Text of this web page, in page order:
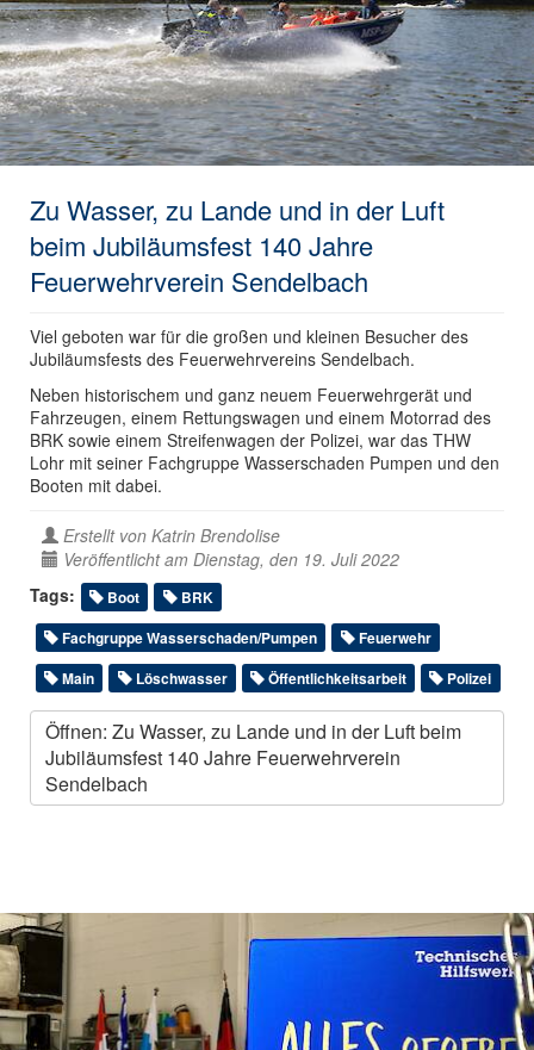
Zu Wasser, zu Lande und in der Luft
beim Jubiläumsfest 140 Jahre
Feuerwehrverein Sendelbach
Viel geboten war für die großen und kleinen Besucher des
Jubiläumsfests des Feuerwehrvereins Sendelbach.
Neben historischem und ganz neuem Feuerwehrgerät und
Fahrzeugen, einem Rettungswagen und einem Motorrad des
BRK sowie einem Streifenwagen der Polizei, war das THW
Lohr mit seiner Fachgruppe Wasserschaden Pumpen und den
Booten mit dabei.
Erstellt von Katrin Brendolise
Veröffentlicht am Dienstag, den 19. Juli 2022
Tags:
Boot
BRK
Fachgruppe Wasserschaden/Pumpen
Feuerwehr
Main
Löschwasser Öffentlichkeitsarbeit Polizei
Öffnen: Zu Wasser, zu Lande und in der Luft beim
Jubiläumsfest 140 Jahre Feuerwehrverein
Sendelbach